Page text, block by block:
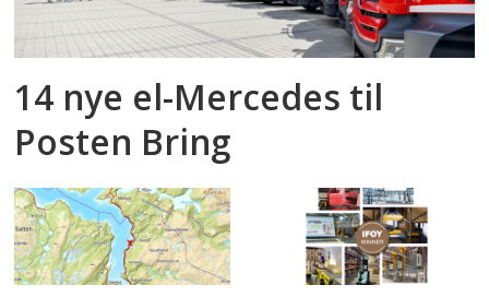
14 nye el-Mercedes til
Posten Bring